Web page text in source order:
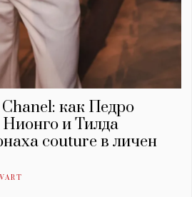
как Педро
и Тилда
couture в личен